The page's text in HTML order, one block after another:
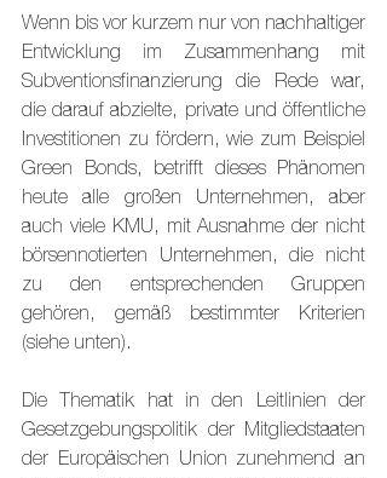
Wenn bis vor kurzem nur von nachhaltiger
Entwicklung im Zusammenhang mit
Subventionsfinanzierung die Rede war,
die darauf abzielte, private und öffentliche
Investitionen zu fördern, wie zum Beispiel
Green Bonds, betrifft dieses Phänomen
heute alle großen Unternehmen, aber
auch viele KMU, mit Ausnahme der nicht
börsennotierten Unternehmen, die nicht
zu den entsprechenden Gruppen
gehören, gemäß bestimmter Kriterien
(siehe unten).
Die Thematik hat in den Leitlinien der
Gesetzgebungspolitik der Mitgliedstaaten
der Europäischen Union zunehmend an